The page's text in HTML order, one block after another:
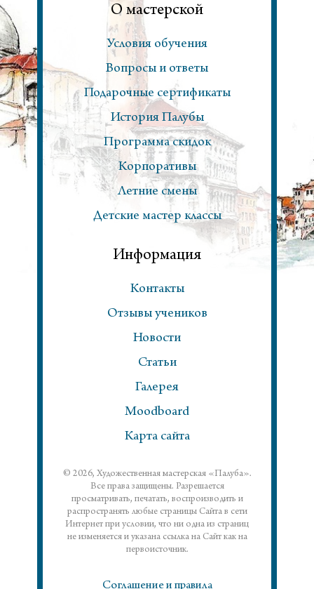
О мастерской
Условия обучения
Вопросы и ответы
Подарочные сертификаты
История Палубы
Программа скидок
Корпоративы
Летние смены
Детские мастер классы
Информация
Контакты
Отзывы учеников
Новости
Статьи
Галерея
Moodboard
Карта сайта
© 2026, Художественная мастерская «Палуба».
Все права защищены. Разрешается
просматривать, печатать, воспроизводить и
распространять любые страницы Сайта в сети
Интернет при условии, что ни одна из страниц
не изменяется и указана ссылка на Сайт как на
первоисточник.
Соглашение и правила